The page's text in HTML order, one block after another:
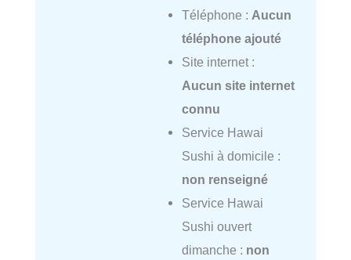
Téléphone : Aucun
téléphone ajouté
Site internet :
Aucun site internet
connu
Service Hawai
Sushi à domicile :
non renseigné
Service Hawai
Sushi ouvert
dimanche : non